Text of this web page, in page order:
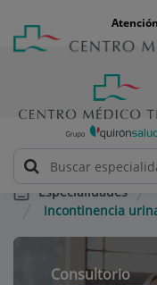
contenido
Menú
Especialidades
Incontinencia
Consultorio